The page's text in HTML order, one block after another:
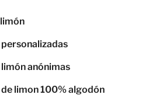
anónimas
limon 100% algodón